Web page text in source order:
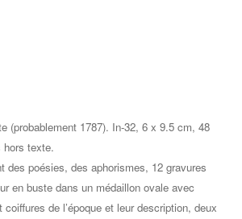
(probablement 1787). In-32, 6 x 9.5 cm, 48
hors texte.
des poésies, des aphorismes, 12 gravures
en buste dans un médaillon ovale avec
de l’époque et leur description, deux